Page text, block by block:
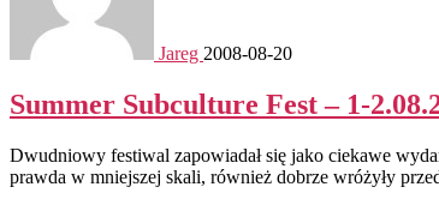
Jareg 2008-08-20
Summer Subculture Fest – 1-
Dwudniowy festiwal zapowiadał się jako ciekawe
prawda w mniejszej skali, również dobrze wróżyły